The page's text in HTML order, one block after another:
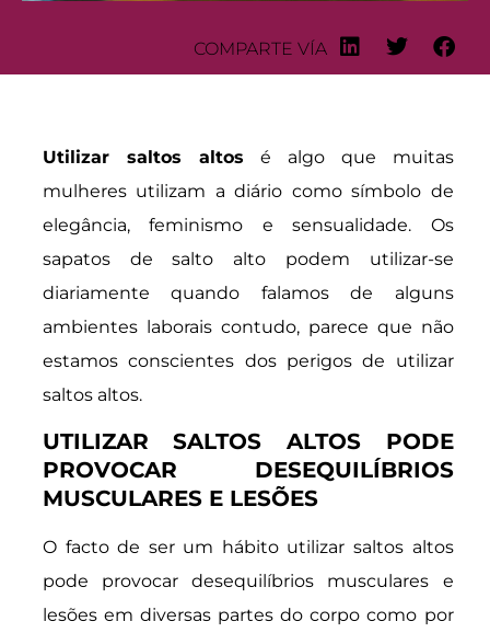
COMPARTE VÍA
Utilizar saltos altos é algo que muitas
mulheres utilizam a diário como símbolo de
elegância, feminismo e sensualidade. Os
sapatos de salto alto podem utilizar-se
diariamente quando falamos de alguns
ambientes laborais contudo, parece que não
estamos conscientes dos perigos de utilizar
saltos altos.
UTILIZAR SALTOS ALTOS PODE
PROVOCAR DESEQUILÍBRIOS
MUSCULARES E LESÕES
O facto de ser um hábito utilizar saltos altos
pode provocar desequilíbrios musculares e
lesões em diversas partes do corpo como por